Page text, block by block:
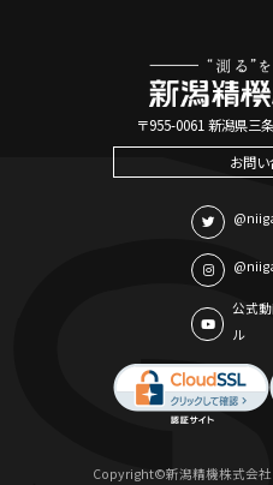
〒955-0061 新潟県三
お問
公式
ル
Copyright©新潟精機株式会社